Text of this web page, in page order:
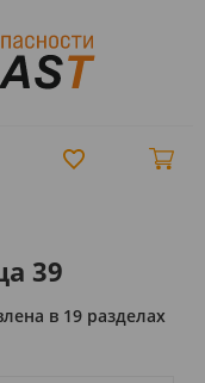
39
в 19 разделах